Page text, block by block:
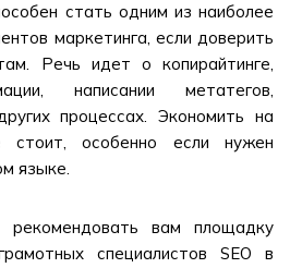
стать одним из наиболее
маркетинга, если доверить
Речь идет о копирайтинге,
написании метатегов,
процессах. Экономить на
стоит, особенно если нужен
языке.
вам площадку
специалистов SEO в